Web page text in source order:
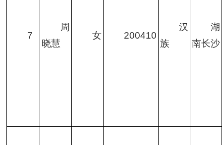
7
周
晓慧
女 200410
汉
族
湖
南长沙